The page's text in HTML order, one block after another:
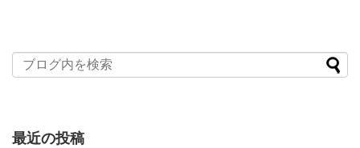
最近の投稿